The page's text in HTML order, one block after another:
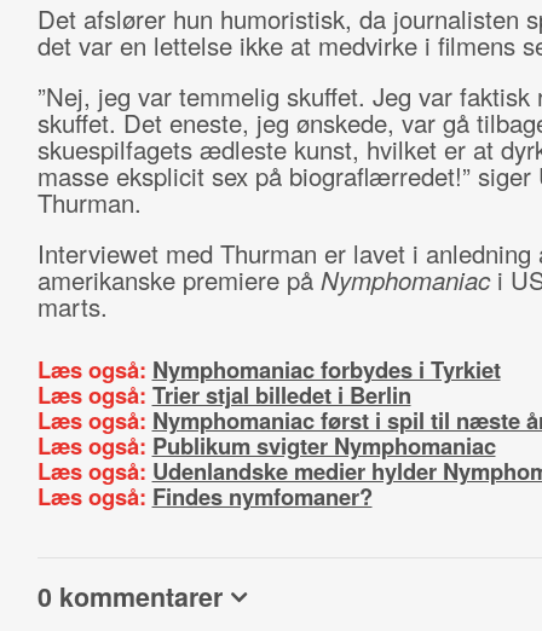
Det afslører hun humoristisk, da journalisten
det var en lettelse ikke at medvirke i filmens
”Nej, jeg var temmelig skuffet. Jeg var faktisk
skuffet. Det eneste, jeg ønskede, var gå
skuespilfagets ædleste kunst, hvilket er at
masse eksplicit sex på biograflærredet!” siger
Thurman.
Interviewet med Thurman er lavet i anledning
amerikanske premiere på Nymphomaniaci
marts.
Læs også: Nymphomaniac forbydes i Tyrkiet
Læs også: Trier stjal billedet i Berlin
Læs også: Nymphomaniac først i spil til næste
Læs også: Publikum svigter Nymphomaniac
Læs også: Udenlandske medier hylder
Læs også: Findes nymfomaner?
0 kommentarer